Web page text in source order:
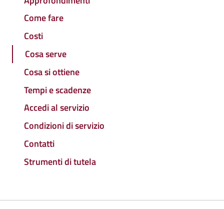
Come fare
Costi
Cosa serve
Cosa si ottiene
Tempi e scadenze
Accedi al servizio
Condizioni di servizio
Contatti
Strumenti di tutela